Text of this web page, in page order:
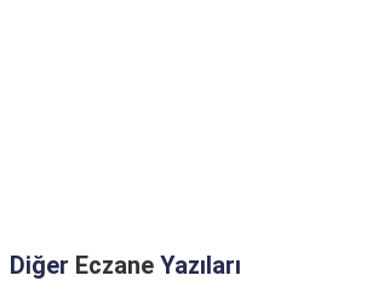
Diğer Eczane Yazıları